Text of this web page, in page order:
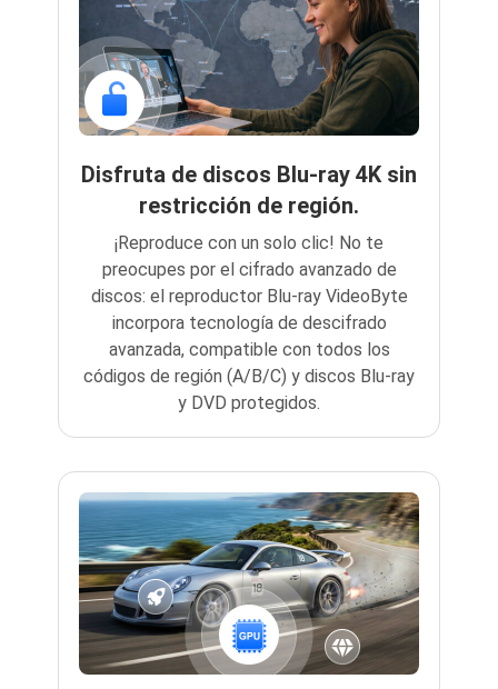
Disfruta de discos Blu-ray 4K sin
restricción de región.
¡Reproduce con un solo clic! No te
preocupes por el cifrado avanzado de
discos: el reproductor Blu-ray VideoByte
incorpora tecnología de descifrado
avanzada, compatible con todos los
códigos de región (A/B/C) y discos Blu-ray
y DVD protegidos.